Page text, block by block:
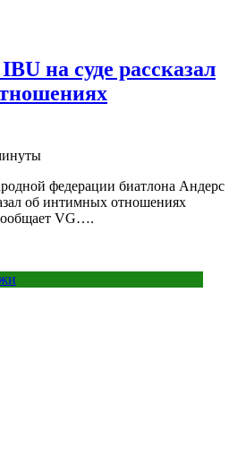
на суде рассказал
федерации биатлона Андерс
об интимных отношениях
VG….